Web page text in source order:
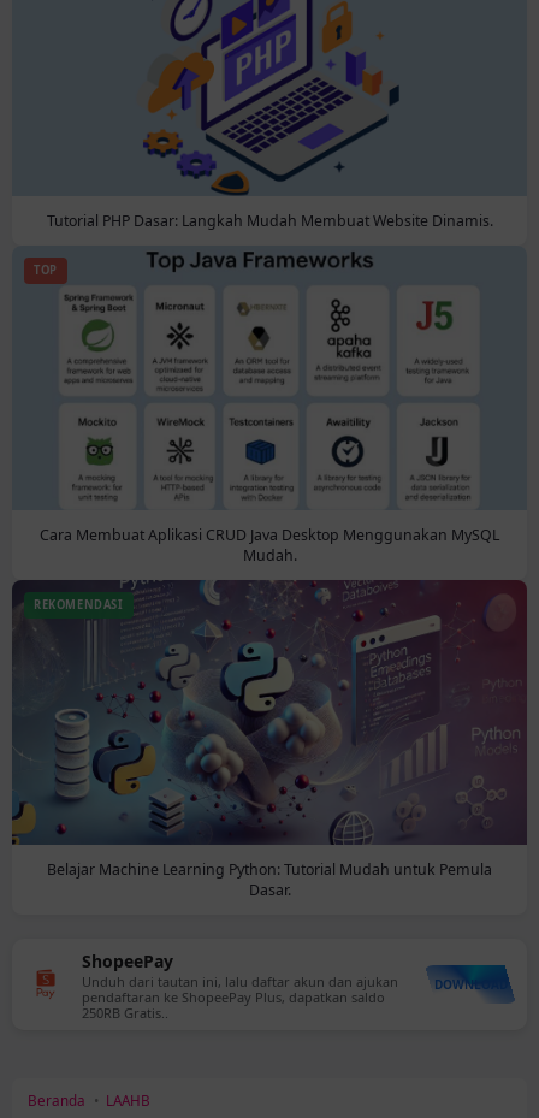
Tutorial PHP Dasar: Langkah Mudah Membuat Website Dinamis.
TOP
Cara Membuat Aplikasi CRUD Java Desktop Menggunakan MySQL
Mudah.
REKOMENDASI
Belajar Machine Learning Python: Tutorial Mudah untuk Pemula
Dasar.
ShopeePay
Unduh dari tautan ini, lalu daftar akun dan ajukan
pendaftaran ke ShopeePay Plus, dapatkan saldo
250RB Gratis..
DOWNLOAD
Beranda LAAHB